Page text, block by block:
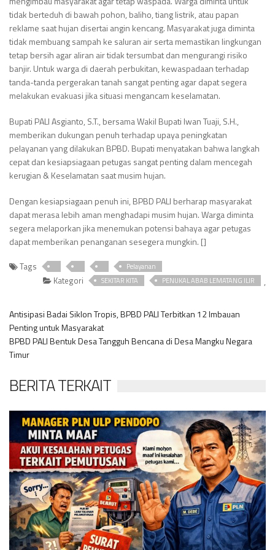
tidak berteduh di bawah pohon, baliho, tiang listrik, atau papan
reklame saat hujan disertai angin kencang. Masyarakat juga diminta
tidak membuang sampah ke saluran air serta memastikan lingkungan
tetap bersih agar aliran air tidak tersumbat dan mengurangi risiko
banjir. Untuk warga di daerah perbukitan, kewaspadaan terhadap
tanda-tanda pergerakan tanah sangat penting agar dapat segera
melakukan evakuasi jika situasi mengancam keselamatan.
Bupati PALI Asgianto, S.T., bersama Wakil Bupati Iwan Tuaji, S.H.,
memberikan dukungan penuh terhadap upaya peningkatan
pelayanan yang dilakukan BPBD. Bupati menyatakan bahwa langkah
cepat dan kesiapsiagaan petugas sangat penting dalam mencegah
kerugian & Keselamatan saat musim hujan.
Dengan kesiapsiagaan penuh ini, BPBD PALI berharap masyarakat
dapat merasa lebih aman menghadapi musim hujan. Warga diminta
segera melaporkan jika menemukan potensi bahaya agar petugas
dapat memberikan penanganan sesegera mungkin. []
Tags Pelayanan
Kategori SEKITAR KITA ,
PENUKAL ABAB LEMATANG ILIR
Antisipasi Badai Siklon Tropis, BPBD PALI Terbitkan 12 Imbauan
Penting untuk Masyarakat
BPBD PALI Bentuk Desa Tangguh Bencana di Desa Mangku Negara
Timur
BERITA TERKAIT